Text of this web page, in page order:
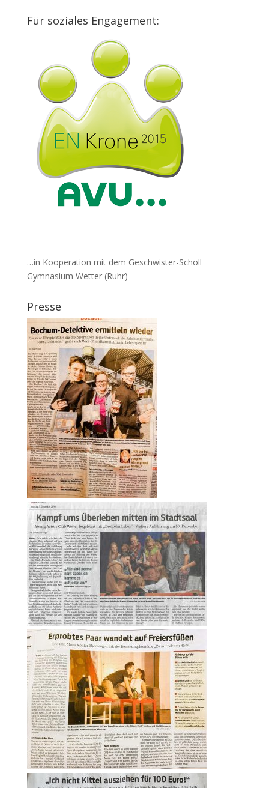
Für soziales Engagement:
…in Kooperation mit dem Geschwister-Scholl
Gymnasium Wetter (Ruhr)
Presse